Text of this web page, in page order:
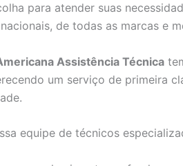
para atender suas
de todas as marcas e
Assistência Técnica
um serviço de primeira
equipe de técnicos